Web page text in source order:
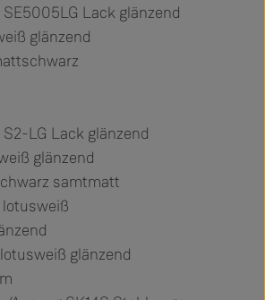
Lack glänzend
glänzend
LG Lack glänzend
glänzend
samtmatt
lotusweiß
glänzend